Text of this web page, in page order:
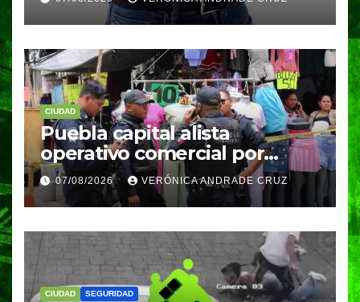
meses
CIUDAD
Puebla capital alista
operativo comercial por
fiestas patrias y regreso a
clases
07/08/2026 VERÓNICA ANDRADE CRUZ
CIUDAD SEGURIDAD